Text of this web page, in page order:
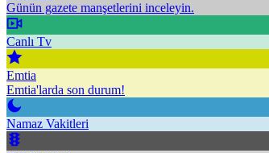
Günün gazete manşetlerini inceleyin.
Canlı Tv
Emtia
Emtia'larda son durum!
Namaz Vakitleri